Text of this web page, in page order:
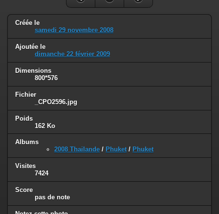
Créée le
samedi 29 novembre 2008
Ajoutée le
dimanche 22 février 2009
Dimensions
800*576
Fichier
_CPO2596.jpg
Poids
162 Ko
Albums
2008 Thailande / Phuket / Phuket
Visites
7424
Score
pas de note